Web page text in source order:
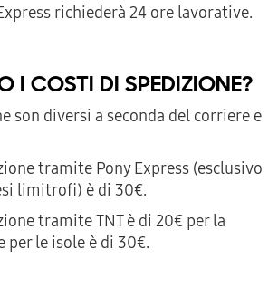
richiederà 24 ore lavorative.
I COSTI DI SPEDIZIONE?
son diversi a seconda del corriere e
tramite Pony Express (esclusivo
limitrofi) è di 30€.
tramite TNT è di 20€ per la
per le isole è di 30€.